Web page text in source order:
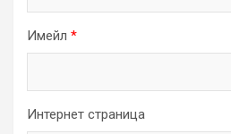
Имейл *
Интернет страница